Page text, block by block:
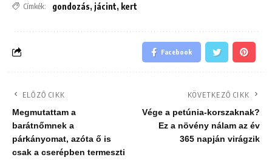
Címkék: gondozás, jácint, kert
Facebook
ELŐZŐ CIKK
Megmutattam a
barátnőmnek a
párkányomat, azóta ő is
csak a cserépben termeszti
KÖVETKEZŐ CIKK
Vége a petúnia-korszaknak?
Ez a növény nálam az év
365 napján virágzik